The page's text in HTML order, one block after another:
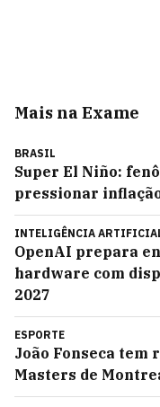
Mais na Exame
BRASIL
Super El Niño:
pressionar
INTELIGÊNCIA
OpenAI prepara
hardware com
2027
ESPORTE
João Fonseca tem
Masters de